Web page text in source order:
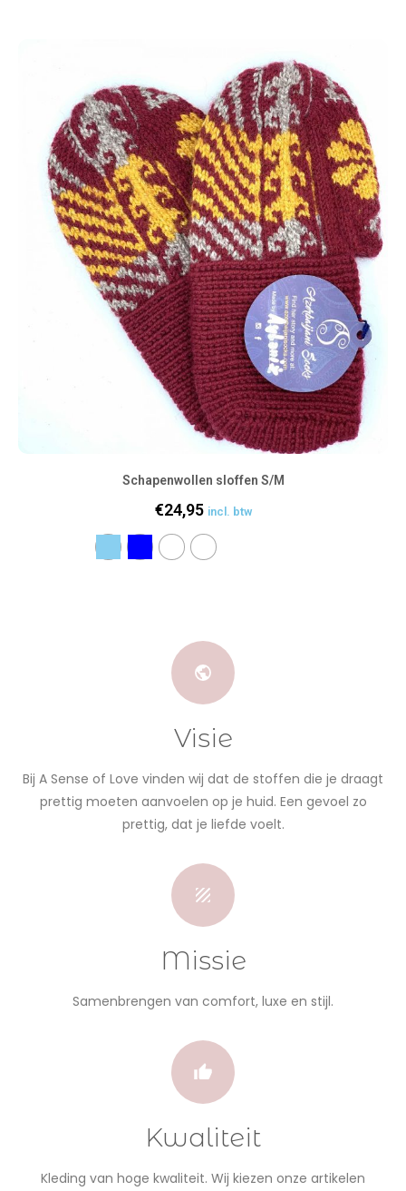
Schapenwollen sloffen S/M
€24,95 incl. btw
Visie
Bij A Sense of Love vinden wij dat de stoffen die je draagt
prettig moeten aanvoelen op je huid. Een gevoel zo
prettig, dat je liefde voelt.
Missie
Samenbrengen van comfort, luxe en stijl.
Kwaliteit
Kleding van hoge kwaliteit. Wij kiezen onze artikelen